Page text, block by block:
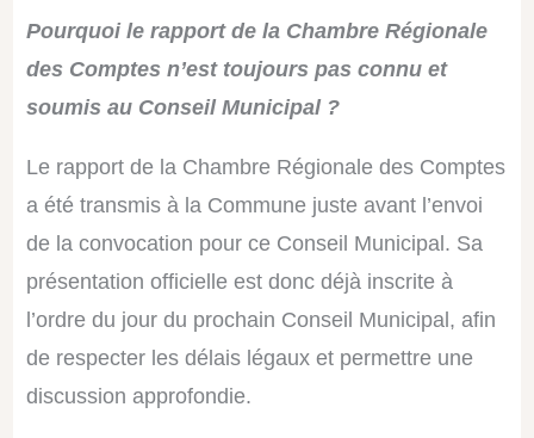
Pourquoi le rapport de la Chambre Régionale
des Comptes n’est toujours pas connu et
soumis au Conseil Municipal ?
Le rapport de la Chambre Régionale des Comptes
a été transmis à la Commune juste avant l’envoi
de la convocation pour ce Conseil Municipal. Sa
présentation officielle est donc déjà inscrite à
l’ordre du jour du prochain Conseil Municipal, afin
de respecter les délais légaux et permettre une
discussion approfondie.